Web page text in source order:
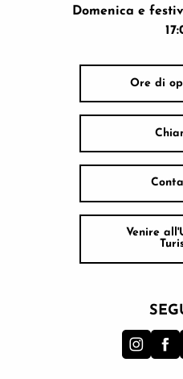
Domenica e
Ore di
Venire